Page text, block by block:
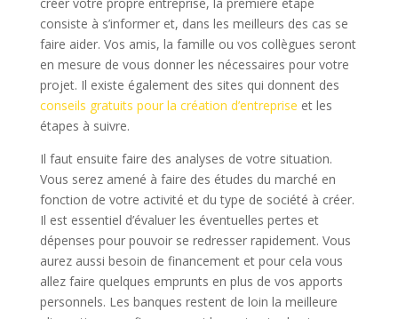
consiste à s’informer et, dans les meilleurs des cas se
faire aider. Vos amis, la famille ou vos collègues seront
en mesure de vous donner les nécessaires pour votre
projet. Il existe également des sites qui donnent des
conseils gratuits pour la création d’entreprise et les
étapes à suivre.
Il faut ensuite faire des analyses de votre situation.
Vous serez amené à faire des études du marché en
fonction de votre activité et du type de société à créer.
Il est essentiel d’évaluer les éventuelles pertes et
dépenses pour pouvoir se redresser rapidement. Vous
aurez aussi besoin de financement et pour cela vous
allez faire quelques emprunts en plus de vos apports
personnels. Les banques restent de loin la meilleure